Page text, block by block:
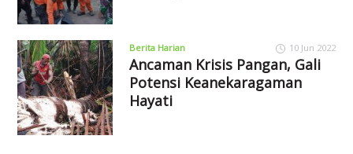
Berita Harian 10 Jun 2022
Ancaman Krisis Pangan, Gali
Potensi Keanekaragaman
Hayati